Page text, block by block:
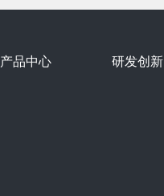
产品中心 研发创新